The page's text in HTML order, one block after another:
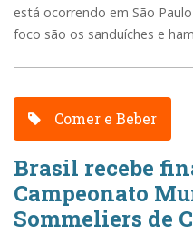
está ocorrendo em São
foco são os sanduíches e
Comer e Beber
Brasil recebe
Campeonato
Sommeliers de